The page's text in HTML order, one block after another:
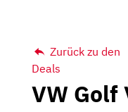
Zurück zu den
Deals
VW